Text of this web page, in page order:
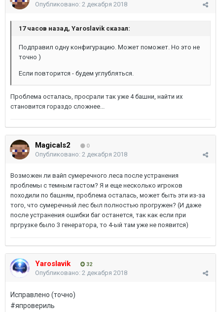
Опубликовано: 2 декабря 2018
17 часов назад, Yaroslavik сказал:
Подправил одну конфигурацию. Может поможет. Но это не
точно )
Если повторится - будем углубляться.
Проблема осталась, просрали так уже 4 башни, найти их
становится гораздо сложнее...
Magicals2 0
Опубликовано: 2 декабря 2018
Возможен ли вайп сумеречного леса после устранения
проблемы с темным гастом? Я и еще несколько игроков
походили по башням, проблема осталась, может быть эти из-за
того, что сумеречный лес был полностью прогружен? (И даже
после устранения ошибки баг останется, так как если при
пргрузке было 3 генератора, то 4-ый там уже не появится)
Yaroslavik 32
Опубликовано: 2 декабря 2018
Исправлено (точно)
#япровериль